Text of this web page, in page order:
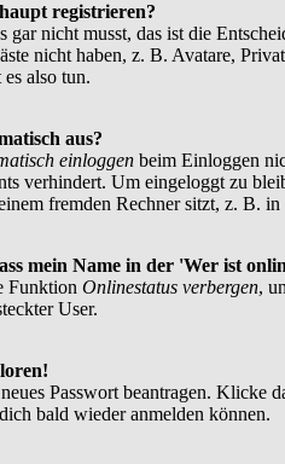
registrieren?
gar nicht musst, das ist die
nicht haben, z. B. Avatare,
also tun.
aus?
einloggen beim Einloggen
verhindert. Um eingeloggt zu
fremden Rechner sitzt, z. B.
mein Name in der 'Wer ist
Funktion Onlinestatus verbergen,
User.
Passwort beantragen. Klicke
bald wieder anmelden können.